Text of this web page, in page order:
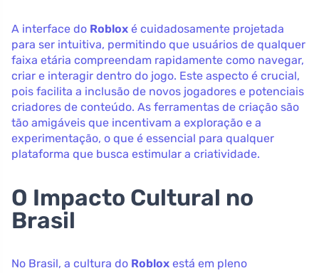
A interface do Roblox é cuidadosamente projetada
para ser intuitiva, permitindo que usuários de qualquer
faixa etária compreendam rapidamente como navegar,
criar e interagir dentro do jogo. Este aspecto é crucial,
pois facilita a inclusão de novos jogadores e potenciais
criadores de conteúdo. As ferramentas de criação são
tão amigáveis que incentivam a exploração e a
experimentação, o que é essencial para qualquer
plataforma que busca estimular a criatividade.
O Impacto Cultural no
Brasil
No Brasil, a cultura do Roblox está em pleno